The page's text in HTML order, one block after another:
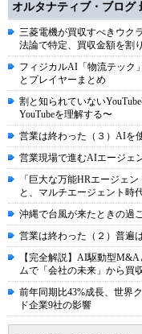
オルタナティブ・ブログ
三菱電機が買収すべきウク
法論で特定、買収金額を割
フィジカルAI「物流テック
とプレイヤーまとめ
割と知られていない
YouTubeを理解する〜
営業は終わった（３）AIを
営業現場で進むAIエージェ
「巨大な万能HRエージェ
と、マルチエージェント時
沖縄で台風が来たときの過
営業は終わった（２）普遍
【完全解説】AI駆動型
ムで「会社の未来」から買
前年同期比43%成長、世界
ド企業9社の影響